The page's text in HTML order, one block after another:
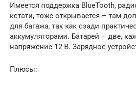
Имеется поддержка BlueTooth,
кстати, тоже открывается – там
для багажа, так как сзади
аккумуляторами. Батарей – две,
напряжение 12 В. Зарядное
Плюсы: